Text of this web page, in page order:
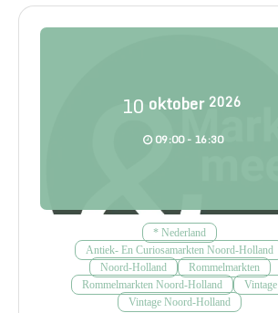
10 oktober 2026
09:00 - 16:30
* Nederland
Antiek- En Curiosamarkten Noord-Holland
Noord-Holland
Rommelmarkten
Rommelmarkten Noord-Holland
Vintage
Vintage Noord-Holland